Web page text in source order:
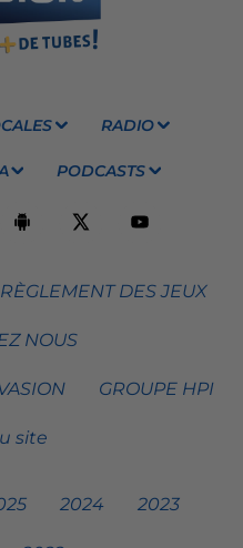
RADIO
PODCASTS
RÈGLEMENT DES JEUX
NOUS
GROUPE HPI
site
2024 2023